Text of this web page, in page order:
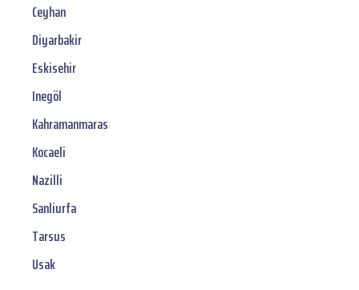
Ceyhan
Diyarbakir
Eskisehir
Inegöl
Kahramanmaras
Kocaeli
Nazilli
Sanliurfa
Tarsus
Usak